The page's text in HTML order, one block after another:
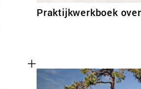
Praktijkwerkboek